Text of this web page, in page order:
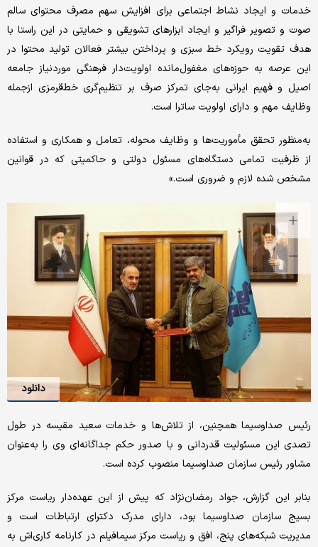
خدمات و ایجاد نشاط اجتماعی برای افزایش سهم مصرف محتوای سالم
صوت ‌و تصویر فراگیر و ایجاد ابزارهای تشویقی و حمایتی در این راستا با
هدف تقویت رویکرد خط سبزی و پرداختن بیشتر فعالان تولید محتوا در
این عرصه به حوزه‌‌های مغفول‌مانده اولویت‌‌دار فرهنگی موردنیاز جامعه
اصیل و فهیم ایرانی به‌جای تمرکز صرف‌ بر تنظیم‌‌گری خط‌‌قرمزی ازجمله
وظایف مهم و دارای اولویت ساترا است.
به‌‌منظور تحقق مأموریت‌‌ها و وظایف محوله،‌ تعامل و همکاری و استفاده
از ظرفیت تمامی دستگاه‌‌های مسئول دولتی و حاکمیتی که در قوانین
مشخص شده لازم و ضروری است.»
دانلود
رئیس صداوسیما همچنین، از تلاش‌ها و خدمات سعید مقیسه در طول
تصدی این مسئولیت قدردانی و با صدور حکم جداگانه‌ای وی را به‌عنوان
مشاور رئیس سازمان صداوسیما منصوب کرده است.
بنابر این گزارش، جواد رمضان‌نژاد که پیش‌ از این عهده‌دار ریاست مرکز
بسیج سازمان صداوسیما بود، دارای مدرک دکترای ارتباطات است و
مدیریت شبکه‌های پنج، افق و ریاست مرکز سیمافیلم در کارنامه کاری‌اش به